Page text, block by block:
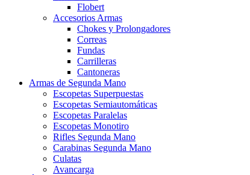
Flobert
Accesorios Armas
Chokes y Prolongadores
Correas
Fundas
Carrilleras
Cantoneras
Armas de Segunda Mano
Escopetas Superpuestas
Escopetas Semiautomáticas
Escopetas Paralelas
Escopetas Monotiro
Rifles Segunda Mano
Carabinas Segunda Mano
Culatas
Avancarga